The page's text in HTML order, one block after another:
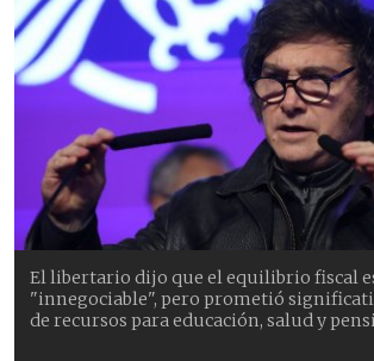
El libertario dijo que el equilibrio fiscal
"innegociable", pero prometió
de recursos para educación, salud y